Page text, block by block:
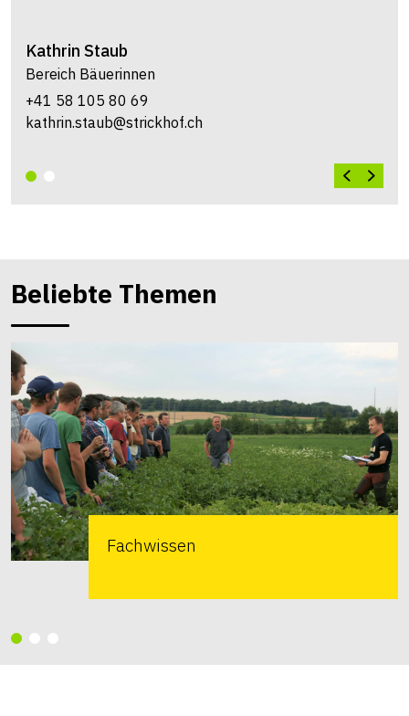
Kathrin Staub
Bereich Bäuerinnen
+41 58 105 80 69
kathrin.staub@strickhof.ch
Beliebte Themen
Fachwissen